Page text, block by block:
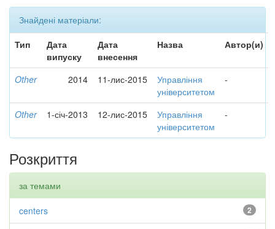
Знайдені матеріали:
Тип
Дата
випуску
Дата
внесення
Назва Автор(и)
Other 2014 11-лис-2015
Управління
університетом
-
Other 1-січ-2013 12-лис-2015
Управління
університетом
-
Розкриття
за темами
2
centers